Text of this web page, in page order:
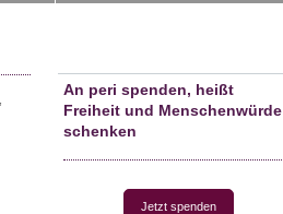
An peri spenden, heißt
Freiheit und Menschenwürde
schenken
Jetzt spenden